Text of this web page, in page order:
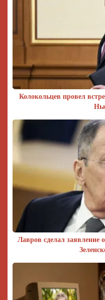
Колокольцев провел
Лавров сделал заявление